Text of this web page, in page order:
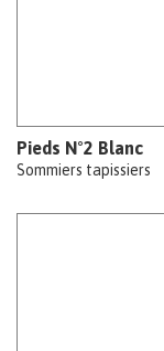
Pieds N°2 Blanc
Sommiers tapissiers